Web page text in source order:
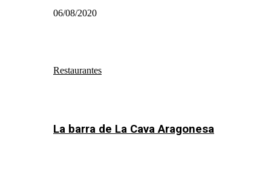
06/08/2020
Restaurantes
La barra de La Cava Aragonesa